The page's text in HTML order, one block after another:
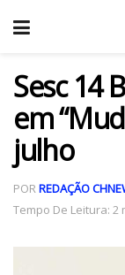
Sesc 14
em
julho
PORREDAÇÃO
Tempo De Leitura: